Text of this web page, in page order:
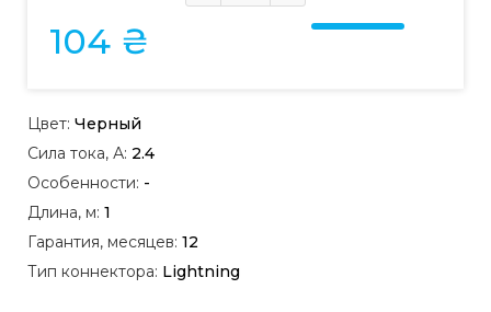
104 ₴
Цвет: Черный
Сила тока, А: 2.4
Особенности: -
Длина, м: 1
Гарантия, месяцев: 12
Тип коннектора: Lightning